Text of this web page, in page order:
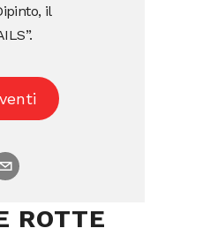
il
ROTTE